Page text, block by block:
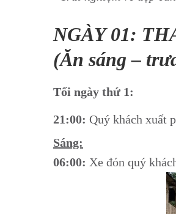
NGÀY 01:
(Ăn sáng –
Tối ngày thứ 1:
21:00: Quý khách xuất
Sáng:
06:00: Xe đón quý